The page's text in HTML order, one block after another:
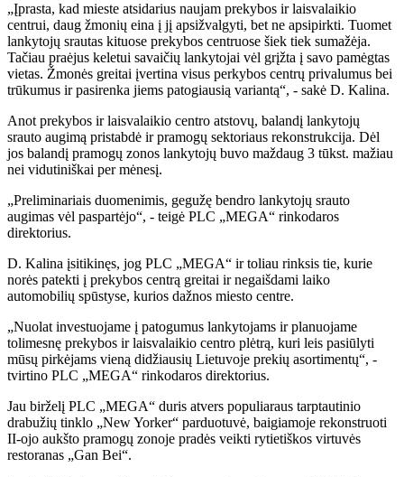
„Įprasta, kad mieste atsidarius naujam prekybos ir laisvalaikio
centrui, daug žmonių eina į jį apsižvalgyti, bet ne apsipirkti. Tuomet
lankytojų srautas kituose prekybos centruose šiek tiek sumažėja.
Tačiau praėjus keletui savaičių lankytojai vėl grįžta į savo pamėgtas
vietas. Žmonės greitai įvertina visus perkybos centrų privalumus bei
trūkumus ir pasirenka jiems patogiausią variantą“, - sakė D. Kalina.
Anot prekybos ir laisvalaikio centro atstovų, balandį lankytojų
srauto augimą pristabdė ir pramogų sektoriaus rekonstrukcija. Dėl
jos balandį pramogų zonos lankytojų buvo maždaug 3 tūkst. mažiau
nei vidutiniškai per mėnesį.
„Preliminariais duomenimis, gegužę bendro lankytojų srauto
augimas vėl paspartėjo“, - teigė PLC „MEGA“ rinkodaros
direktorius.
D. Kalina įsitikinęs, jog PLC „MEGA“ ir toliau rinksis tie, kurie
norės patekti į prekybos centrą greitai ir negaišdami laiko
automobilių spūstyse, kurios dažnos miesto centre.
„Nuolat investuojame į patogumus lankytojams ir planuojame
tolimesnę prekybos ir laisvalaikio centro plėtrą, kuri leis pasiūlyti
mūsų pirkėjams vieną didžiausių Lietuvoje prekių asortimentų“, -
tvirtino PLC „MEGA“ rinkodaros direktorius.
Jau birželį PLC „MEGA“ duris atvers populiaraus tarptautinio
drabužių tinklo „New Yorker“ parduotuvė, baigiamoje rekonstruoti
II-ojo aukšto pramogų zonoje pradės veikti rytietiškos virtuvės
restoranas „Gan Bei“.